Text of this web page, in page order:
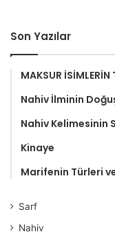
Son Yazılar
MAKSUR İSİMLERİN
Nahiv İlminin
Nahiv Kelimesinin
Kinaye
Marifenin Türleri
Sarf
Nahiv